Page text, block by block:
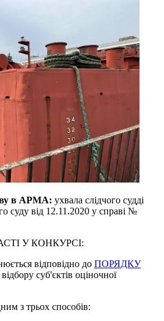
в АРМА: ухвала слідчого судді
суду від 12.11.2020 у справі №
У КОНКУРСІ:
відповідно до ПОРЯДКУ
суб'єктів оціночної
з трьох способів: